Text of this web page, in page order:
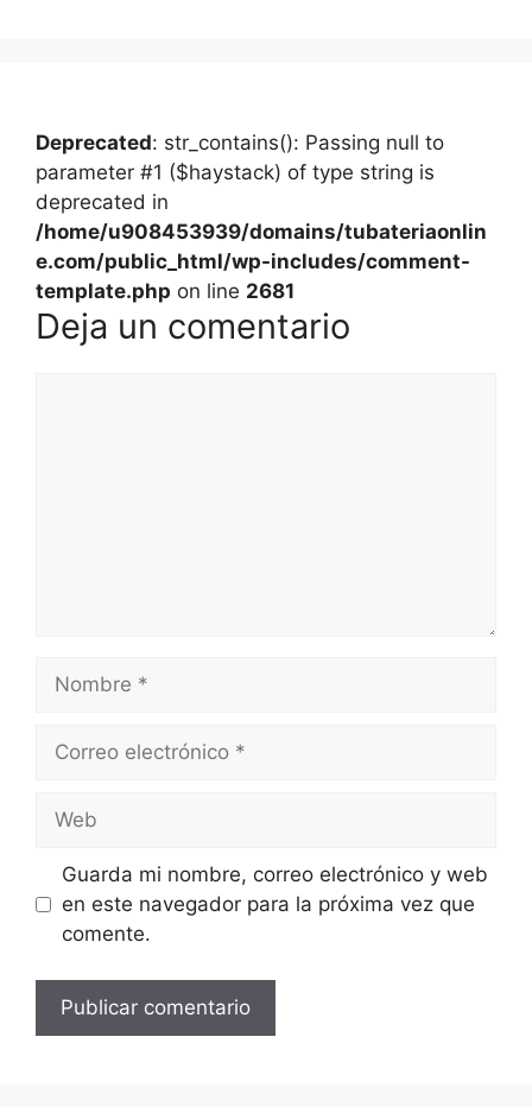
Deprecated: str_contains(): Passing null to
parameter #1 ($haystack) of type string is
deprecated in
/home/u908453939/domains/tubateriaonlin
e.com/public_html/wp-includes/comment-
template.php on line 2681
Deja un comentario
Nombre
Correo
Web
Guarda mi nombre, correo electrónico y web
en este navegador para la próxima vez que
comente.